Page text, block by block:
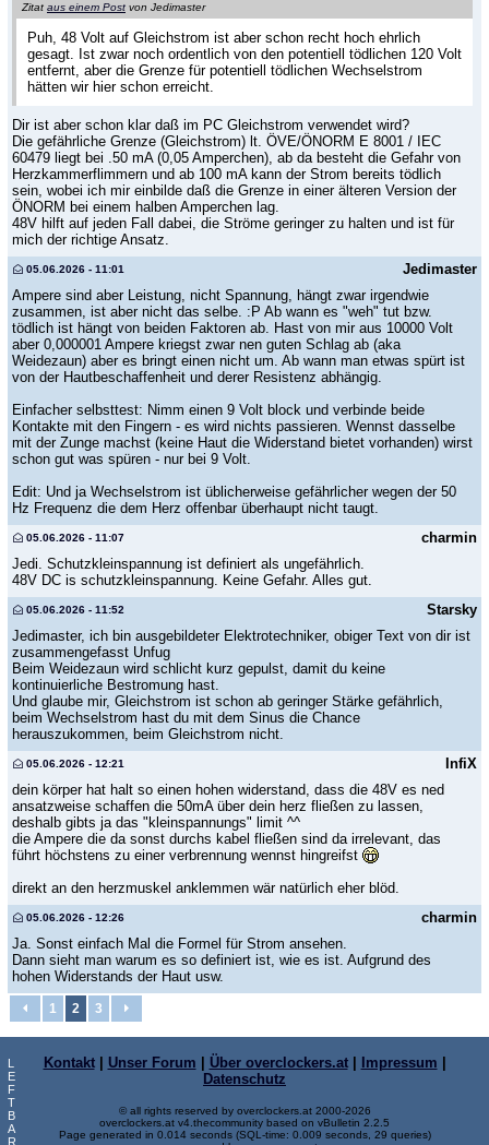
Zitat aus einem Post von Jedimaster
Puh, 48 Volt auf Gleichstrom ist aber schon recht hoch ehrlich
gesagt. Ist zwar noch ordentlich von den potentiell tödlichen 120 Volt
entfernt, aber die Grenze für potentiell tödlichen Wechselstrom
hätten wir hier schon erreicht.
Dir ist aber schon klar daß im PC Gleichstrom verwendet wird?
Die gefährliche Grenze (Gleichstrom) lt. ÖVE/ÖNORM E 8001 / IEC
60479 liegt bei .50 mA (0,05 Amperchen), ab da besteht die Gefahr von
Herzkammerflimmern und ab 100 mA kann der Strom bereits tödlich
sein, wobei ich mir einbilde daß die Grenze in einer älteren Version der
ÖNORM bei einem halben Amperchen lag.
48V hilft auf jeden Fall dabei, die Ströme geringer zu halten und ist für
mich der richtige Ansatz.
Jedimaster
05.06.2026 - 11:01
Ampere sind aber Leistung, nicht Spannung, hängt zwar irgendwie
zusammen, ist aber nicht das selbe. :P Ab wann es "weh" tut bzw.
tödlich ist hängt von beiden Faktoren ab. Hast von mir aus 10000 Volt
aber 0,000001 Ampere kriegst zwar nen guten Schlag ab (aka
Weidezaun) aber es bringt einen nicht um. Ab wann man etwas spürt ist
von der Hautbeschaffenheit und derer Resistenz abhängig.
Einfacher selbsttest: Nimm einen 9 Volt block und verbinde beide
Kontakte mit den Fingern - es wird nichts passieren. Wennst dasselbe
mit der Zunge machst (keine Haut die Widerstand bietet vorhanden) wirst
schon gut was spüren - nur bei 9 Volt.
Edit: Und ja Wechselstrom ist üblicherweise gefährlicher wegen der 50
Hz Frequenz die dem Herz offenbar überhaupt nicht taugt.
charmin
05.06.2026 - 11:07
Jedi. Schutzkleinspannung ist definiert als ungefährlich.
48V DC is schutzkleinspannung. Keine Gefahr. Alles gut.
Starsky
05.06.2026 - 11:52
Jedimaster, ich bin ausgebildeter Elektrotechniker, obiger Text von dir ist
zusammengefasst Unfug
Beim Weidezaun wird schlicht kurz gepulst, damit du keine
kontinuierliche Bestromung hast.
Und glaube mir, Gleichstrom ist schon ab geringer Stärke gefährlich,
beim Wechselstrom hast du mit dem Sinus die Chance
herauszukommen, beim Gleichstrom nicht.
InfiX
05.06.2026 - 12:21
dein körper hat halt so einen hohen widerstand, dass die 48V es ned
ansatzweise schaffen die 50mA über dein herz fließen zu lassen,
deshalb gibts ja das "kleinspannungs" limit ^^
die Ampere die da sonst durchs kabel fließen sind da irrelevant, das
führt höchstens zu einer verbrennung wennst hingreifst
direkt an den herzmuskel anklemmen wär natürlich eher blöd.
charmin
05.06.2026 - 12:26
Ja. Sonst einfach Mal die Formel für Strom ansehen.
Dann sieht man warum es so definiert ist, wie es ist. Aufgrund des
hohen Widerstands der Haut usw.
1 2 3
L
E
F
T
B
A
R
Kontakt| Unser Forum Über overclockers.at| Impressum
Datenschutz
© all rights reserved by overclockers.at 2000-2026
overclockers.at v4.thecommunity based on vBulletin 2.2.5
Page generated in 0.014 seconds (SQL-time: 0.009 seconds, 29 queries)